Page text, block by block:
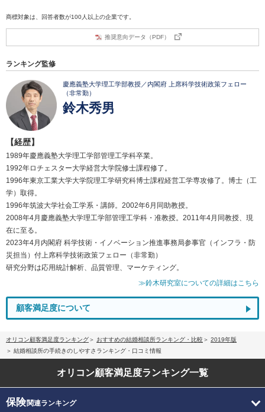
商標対象は、回答者数が100人以上の企業です。
推奨意向データ（PDF）
ランキング監修
慶應義塾大学理工学部教授／内閣府 上席科学技術政策フェロー
（非常勤）
鈴木秀男
【経歴】
1989年慶應義塾大学理工学部管理工学科卒業。
1992年ロチェスター大学経営大学院修士課程修了。
1996年東京工業大学大学院理工学研究科博士課程経営工学専攻修了。博士（工
学）取得。
1996年筑波大学社会工学系・講師。2002年6月同助教授。
2008年4月慶應義塾大学理工学部管理工学科・准教授。2011年4月同教授、現
在に至る。
2023年4月内閣府 科学技術・イノベーション推進事務局参事官（インフラ・防
災担当）付上席科学技術政策フェロー（非常勤）
研究分野は応用統計解析、品質管理、マーケティング。
≫鈴木研究室についての詳細はこちら
顧客満足度について
オリコン顧客満足度ランキング おすすめの結婚相談所ランキング・比較
2019年版
結婚相談所の手続きのしやすさランキング・口コミ情報
オリコン顧客満足度ランキング一覧
保険関連ランキング